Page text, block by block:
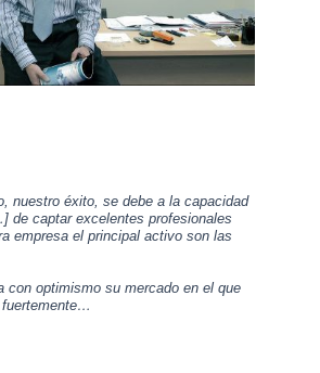
nuestro éxito, se debe a la capacidad
de captar excelentes profesionales
empresa el principal activo son las
con optimismo su mercado en el que
fuertemente…